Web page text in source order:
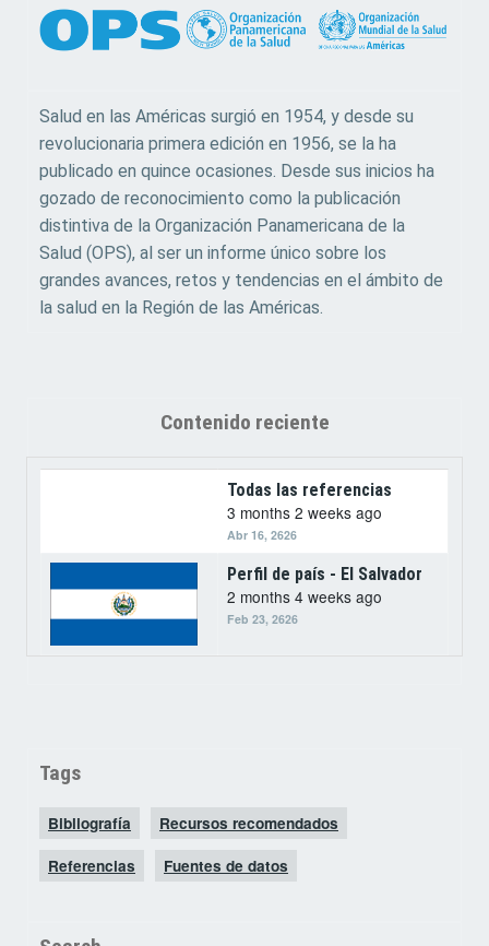
Salud en las Américas surgió en 1954, y desde su
revolucionaria primera edición en 1956, se la ha
publicado en quince ocasiones. Desde sus inicios ha
gozado de reconocimiento como la publicación
distintiva de la Organización Panamericana de la
Salud (OPS), al ser un informe único sobre los
grandes avances, retos y tendencias en el ámbito de
la salud en la Región de las Américas.
Contenido reciente
Todas las referencias
3 months 2 weeks ago
Abr 16, 2626
Perfil de país - El Salvador
2 months 4 weeks ago
Feb 23, 2626
Tags
Bibliografía Recursos recomendados
Referencias Fuentes de datos